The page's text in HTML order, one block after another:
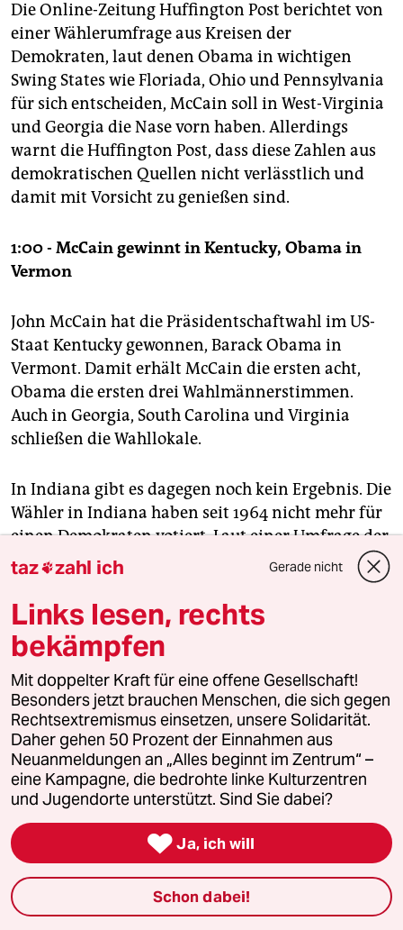
Die Online-Zeitung Huffington Post berichtet von
einer Wählerumfrage aus Kreisen der
Demokraten, laut denen Obama in wichtigen
Swing States wie Floriada, Ohio und Pennsylvania
für sich entscheiden, McCain soll in West-Virginia
und Georgia die Nase vorn haben. Allerdings
warnt die Huffington Post, dass diese Zahlen aus
demokratischen Quellen nicht verlässtlich und
damit mit Vorsicht zu genießen sind.
1:00 - McCain gewinnt in Kentucky, Obama in
Vermon
John McCain hat die Präsidentschaftwahl im US-
Staat Kentucky gewonnen, Barack Obama in
Vermont. Damit erhält McCain die ersten acht,
Obama die ersten drei Wahlmännerstimmen.
Auch in Georgia, South Carolina und Virginia
schließen die Wahllokale.
In Indiana gibt es dagegen noch kein Ergebnis. Die
Wähler in Indiana haben seit 1964 nicht mehr für
einen Demokraten votiert. Laut einer Umfrage der
unabhängigen Wahl-Website
zuletzt aber nur noch 1,4 Prozentpunkte hinter
seinem republikanischen Kontrahenten John
McCain.
0:00 - Rekordwahlbeteiligung und Schlangen vor
den Wahllokalen
Die ersten Wahllokale in Indiana und Kentucky
sind geschlossen. Erste Prognosen der US-
Fernsehsender werden in Kürze erwartet.
Bereits eine Stunde später schließen die
Wahllokale unter anderen in den wichtigen
Schlachtfeld-Staaten in Florida, Virginia und
taz zahl ich Gerade nicht
Links lesen, rechts
bekämpfen
Mit doppelter Kraft für eine offene Gesellschaft!
Besonders jetzt brauchen Menschen, die sich gegen
Rechtsextremismus einsetzen, unsere Solidarität.
Daher gehen 50 Prozent der Einnahmen aus
Neuanmeldungen an „Alles beginnt im Zentrum“ –
eine Kampagne, die bedrohte linke Kulturzentren
und Jugendorte unterstützt. Sind Sie dabei?
 Ja, ich will
Schon dabei!